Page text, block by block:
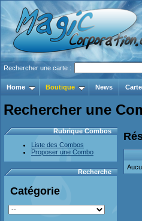
Rechercher une carte :
Home Boutique News
Rechercher une
Rubrique Combos
Liste des Combos
Proposer une Combo
Recherche
Catégorie